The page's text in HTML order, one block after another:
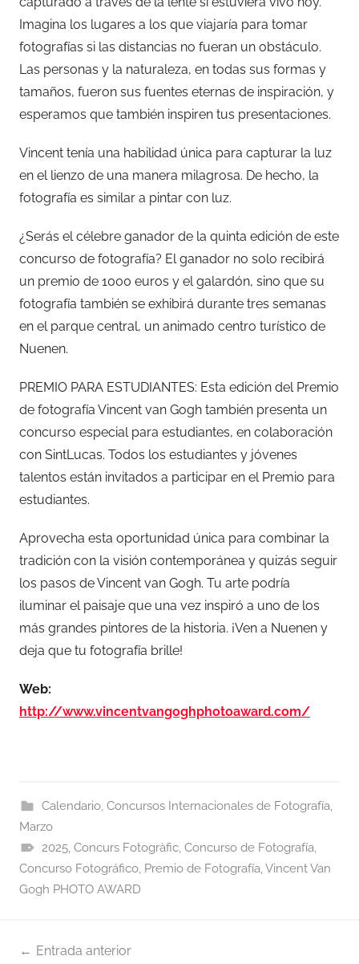
Imagina los lugares a los que viajaría para tomar
fotografías si las distancias no fueran un obstáculo.
Las personas y la naturaleza, en todas sus formas y
tamaños, fueron sus fuentes eternas de inspiración, y
esperamos que también inspiren tus presentaciones.
Vincent tenía una habilidad única para capturar la luz
en el lienzo de una manera milagrosa. De hecho, la
fotografía es similar a pintar con luz.
¿Serás el célebre ganador de la quinta edición de este
concurso de fotografía? El ganador no solo recibirá
un premio de 1000 euros y el galardón, sino que su
fotografía también se exhibirá durante tres semanas
en el parque central, un animado centro turístico de
Nuenen.
PREMIO PARA ESTUDIANTES: Esta edición del Premio
de fotografía Vincent van Gogh también presenta un
concurso especial para estudiantes, en colaboración
con SintLucas. Todos los estudiantes y jóvenes
talentos están invitados a participar en el Premio para
estudiantes.
Aprovecha esta oportunidad única para combinar la
tradición con la visión contemporánea y quizás seguir
los pasos de Vincent van Gogh. Tu arte podría
iluminar el paisaje que una vez inspiró a uno de los
más grandes pintores de la historia. ¡Ven a Nuenen y
deja que tu fotografía brille!
Web:
http://www.vincentvangoghphotoaward.com/
Calendario, Concursos Internacionales de Fotografía,
Marzo
2025, Concurs Fotogràfic, Concurso de Fotografía,
Concurso Fotográfico, Premio de Fotografía,Vincent Van
Gogh PHOTO AWARD
Entrada anterior